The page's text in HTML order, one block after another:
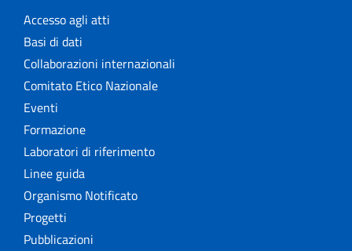
Accesso agli atti
Basi di dati
Collaborazioni internazionali
Comitato Etico Nazionale
Eventi
Formazione
Laboratori di riferimento
Linee guida
Organismo Notificato
Progetti
Pubblicazioni